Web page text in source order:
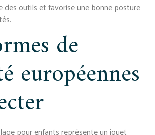
des outils et favorise une bonne posture
de
européennes
pour enfants représente un jouet